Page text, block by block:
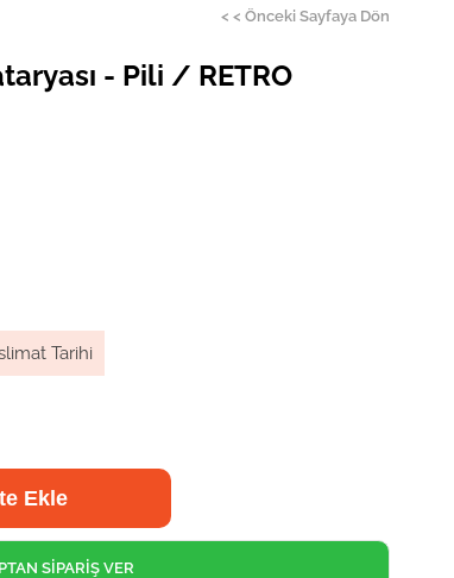
< < Önceki Sayfaya Dön
- Pili / RETRO
Tarihi
SİPARİŞ VER